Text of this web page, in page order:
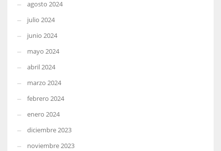
agosto 2024
julio 2024
junio 2024
mayo 2024
abril 2024
marzo 2024
febrero 2024
enero 2024
diciembre 2023
noviembre 2023